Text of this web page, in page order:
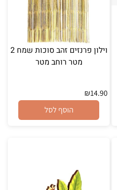
וילון פרנזים זהב סוכות שמח 2
מטר רוחב מטר
₪14.90
הוסף לסל